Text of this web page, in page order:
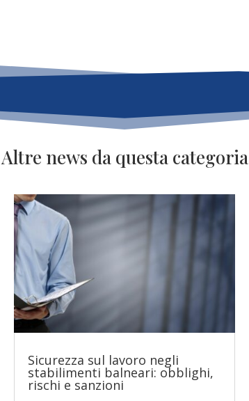
Altre news da questa categoria
Sicurezza sul lavoro negli
stabilimenti balneari: obblighi,
rischi e sanzioni